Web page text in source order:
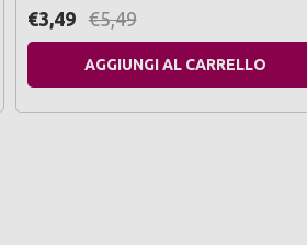
€3,49 €5,49
AGGIUNGI AL CARRELLO